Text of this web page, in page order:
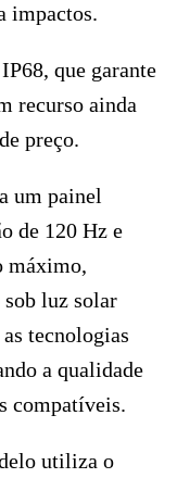
impactos.
que garante
recurso ainda
preço.
um painel
de 120 Hz e
máximo,
luz solar
tecnologias
a qualidade
compatíveis.
utiliza o